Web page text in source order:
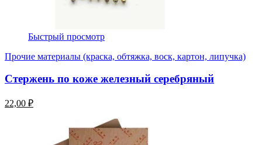
Быстрый просмотр
Прочие материалы (краска, обтяжка, воск, картон, липучка)
Стержень по коже железный серебряный
22,00 ₽